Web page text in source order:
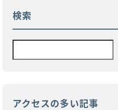
検索
アクセスの多い記事